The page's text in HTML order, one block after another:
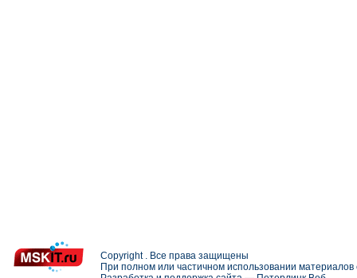
Copyright . Все права защищены
При полном или частичном использовании